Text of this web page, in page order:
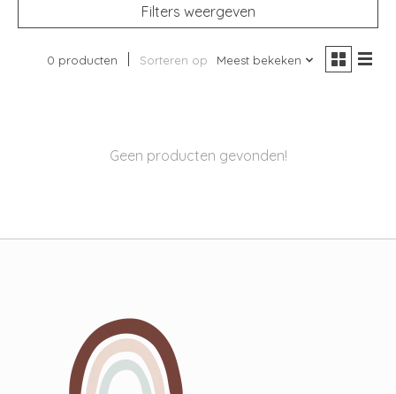
Filters weergeven
0 producten Sorteren op Meest bekeken
Geen producten gevonden!